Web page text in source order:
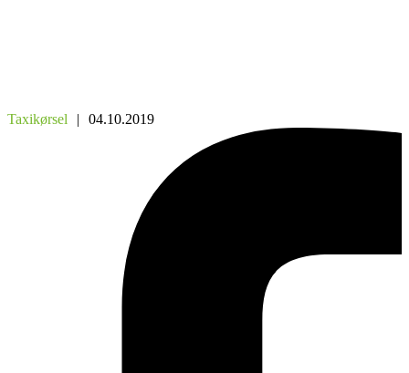
Taxikørsel | 04.10.2019